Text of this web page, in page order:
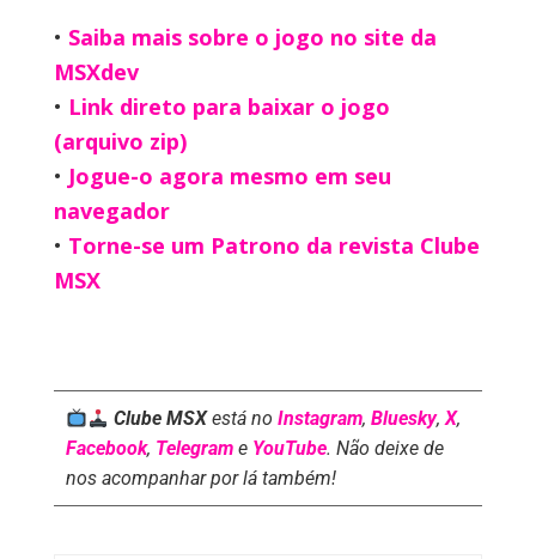
• Saiba mais sobre o jogo no site da
MSXdev
• Link direto para baixar o jogo
(arquivo zip)
• Jogue-o agora mesmo em seu
navegador
• Torne-se um Patrono da revista Clube
MSX
Clube MSXestá noInstagram,Bluesky,X,
Facebook, Telegrame YouTube. Não deixe de
nos acompanhar por lá também!